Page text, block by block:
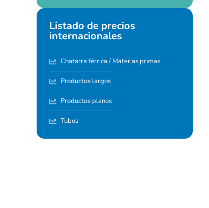
Listado de precios
internacionales
Chatarra férrica / Materias primas
Productos largos
Productos planos
Tubos